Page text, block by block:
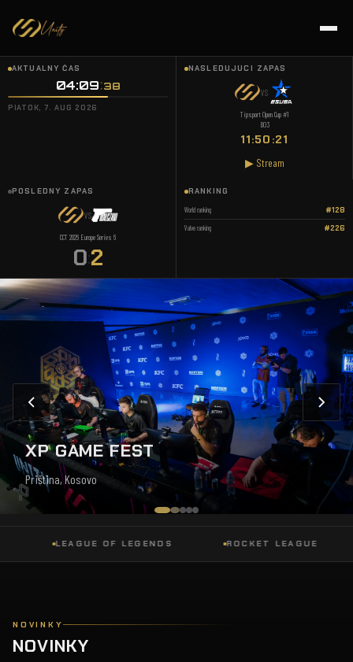
AKTUÁLNY ČAS
04:09 38
PIATOK, 7. AUG 2026
NASLEDUJÚCI ZÁPAS
VS
Tipsport Open Cup #1
BO3
11:50:21
▶ Stream
POSLEDNÝ ZÁPAS
VS
CCT 2026 Europe Series 6
0:2
RANKING
World ranking #128
Valve ranking #226
XP GAME FEST
Priština, Kosovo
LEAGUE OF LEGENDS ROCKET LEAGUE
NOVINKY
NOVINKY